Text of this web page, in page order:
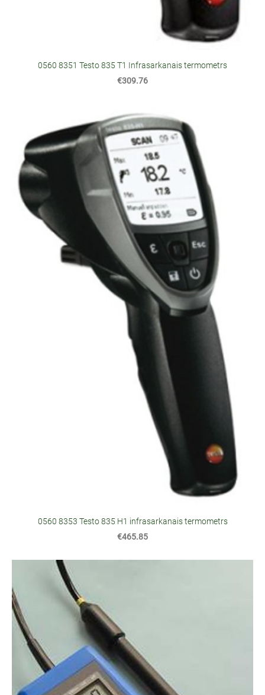
0560 8351 Testo 835 T1 Infrasarkanais termometrs
€309.76
0560 8353 Testo 835 H1 infrasarkanais termometrs
€465.85